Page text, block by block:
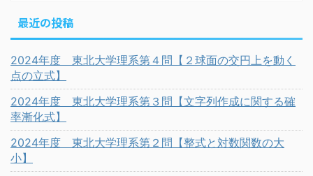
最近の投稿
2024年度 東北大学理系第４問【２球面の交円上を動く
点の立式】
2024年度 東北大学理系第３問【文字列作成に関する確
率漸化式】
2024年度 東北大学理系第２問【整式と対数関数の大
小】